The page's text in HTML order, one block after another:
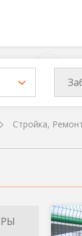
Стройка,